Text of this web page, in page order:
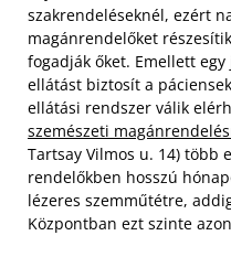
szakrendeléseknél, ezért
magánrendelőket
fogadják őket. Emellett
ellátást biztosít a
ellátási rendszer válik
szemészeti
Tartsay Vilmos u. 14) több
rendelőkben hosszú
lézeres szemműtétre,
Központban ezt szinte